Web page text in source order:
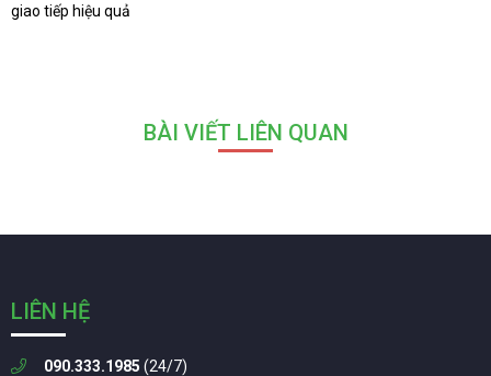
giao tiếp hiệu quả
BÀI VIẾT LIÊN QUAN
LIÊN HỆ
090.333.1985 (24/7)